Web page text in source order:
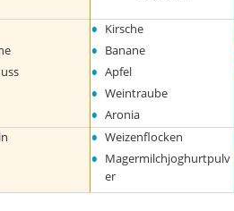
• Kirsche
• Banane
• Apfel
• Weintraube
• Aronia
• Weizenflocken
• Magermilchjoghurtpulv
er